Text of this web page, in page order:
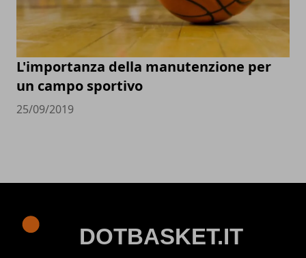
L'importanza della manutenzione per
un campo sportivo
25/09/2019